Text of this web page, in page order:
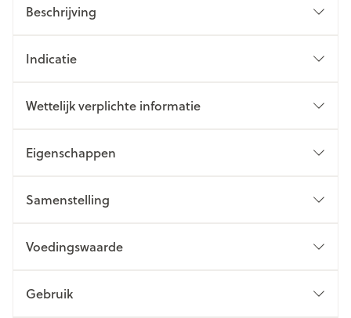
Beschrijving
Indicatie
Wettelijk verplichte informatie
Eigenschappen
Samenstelling
Voedingswaarde
Gebruik